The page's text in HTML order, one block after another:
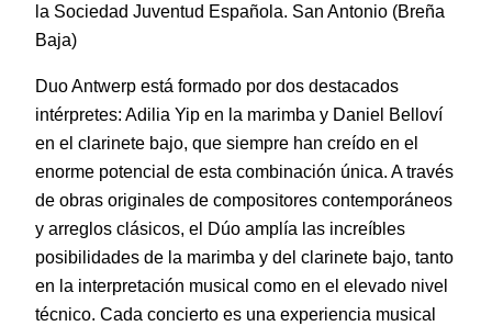
la Sociedad Juventud Española. San Antonio (Breña
Baja)
Duo Antwerp está formado por dos destacados
intérpretes: Adilia Yip en la marimba y Daniel Belloví
en el clarinete bajo, que siempre han creído en el
enorme potencial de esta combinación única. A través
de obras originales de compositores contemporáneos
y arreglos clásicos, el Dúo amplía las increíbles
posibilidades de la marimba y del clarinete bajo, tanto
en la interpretación musical como en el elevado nivel
técnico. Cada concierto es una experiencia musical